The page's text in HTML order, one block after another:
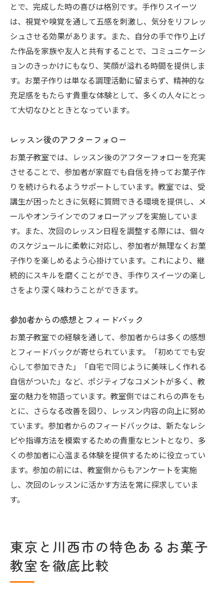
とで、完成した時の喜びは格別です。手作りスイーツ
は、視覚や嗅覚を通して五感を刺激し、気分をリフレッ
シュさせる効果があります。また、自分の手で作り上げ
た作品を家族や友人と共有することで、コミュニケーシ
ョンのきっかけにもなり、笑顔が溢れる時間を提供しま
す。お菓子作りは単なる調理活動に留まらず、精神的な
充足感をもたらす貴重な体験として、多くの人々にとっ
て大切なひとときとなっています。
レッスン後のアフターフォロー
お菓子教室では、レッスン後のアフターフォローを充実
させることで、参加者が家庭でも自信を持ってお菓子作
りを続けられるようサポートしています。教室では、受
講生が困ったときに気軽に質問できる環境を提供し、メ
ールやオンラインでのフォローアップを実施していま
す。また、次回のレッスン日程を調整する際には、個々
のスケジュールに柔軟に対応し、参加者が無理なくお菓
子作りを楽しめるよう心掛けています。これにより、継
続的にスキルを磨くことができ、手作りスイーツの楽し
さをより深く味わうことができます。
参加者からの感想とフィードバック
お菓子教室での経験を通して、参加者からは多くの感想
とフィードバックが寄せられています。「初めてでも安
心して参加できた」「自宅で同じように美味しく作れる
自信がついた」など、ポジティブなコメントが多く、教
室の魅力を物語っています。教室側ではこれらの声をも
とに、さらなる改善を図り、レッスン内容の向上に努め
ています。参加者からのフィードバックは、新たなレシ
ピや指導方法を模索するための貴重なヒントとなり、多
くの参加者に心温まる体験を提供するために役立ってい
ます。参加の前には、教室側からもアンケートを実施
し、次回のレッスンに活かす方法を常に探求していま
す。
東京と川西市の特色あるお菓子
教室を徹底比較